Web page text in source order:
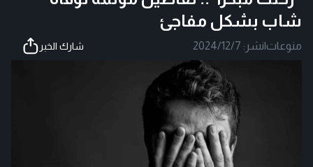
شاب بشكل مفاجئ
منوعات|نشر: 2024/12/7 شارك الخبر